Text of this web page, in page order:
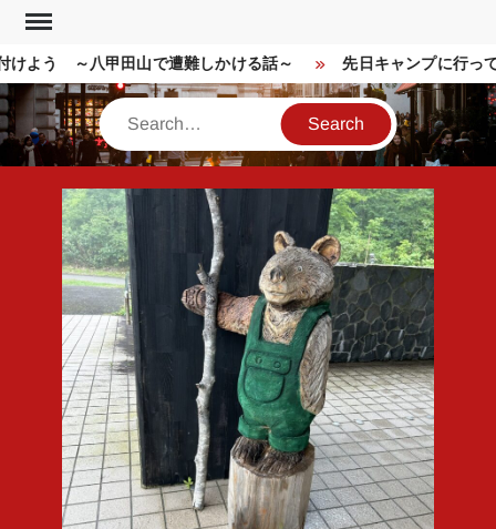
Skip
content
よう ～八甲田山で遭難しかける話～ 先日キャンプに行っ
Search